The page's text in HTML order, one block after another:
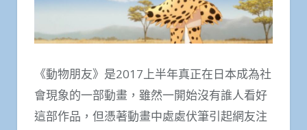
《動物朋友》是2017上半年真正在日本成為社
會現象的一部動畫，雖然一開始沒有誰人看好
這部作品，但憑著動畫中處處伏筆引起網友注